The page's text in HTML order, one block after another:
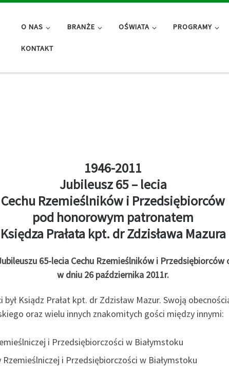
O NAS BRANŻE OŚWIATA PROGRAMY
KONTAKT
1946-2011
Jubileusz 65 – lecia
Cechu Rzemieślników i Przedsiębiorców
pod honorowym patronatem
Księdza Prałata kpt. dr Zdzisława Mazura
65-lecia Cechu Rzemieślników i Przedsiębiorców
w dniu 26 października 2011r.
Ksiądz Prałat kpt. dr Zdzisław Mazur. Swoją
oraz wielu innych znakomitych gości między innymi:
i Przedsiębiorczości w Białymstoku
i Przedsiębiorczości w Białymstoku